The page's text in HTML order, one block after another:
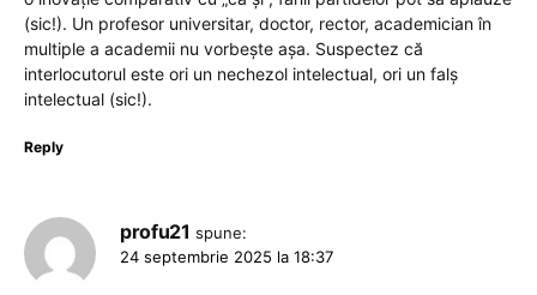
(sic!). Un profesor universitar, doctor, rector, academician în
multiple a academii nu vorbește așa. Suspectez că
interlocutorul este ori un nechezol intelectual, ori un falș
intelectual (sic!).
Reply
profu21 spune:
24 septembrie 2025 la 18:37